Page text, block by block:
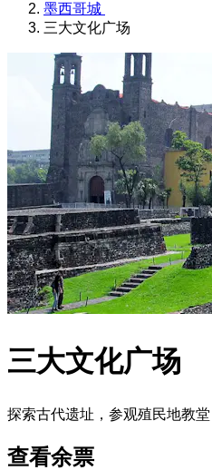
墨西哥城
三大文化广场
三大文化广场
探索古代遗址，参观殖民地教堂
查看余票